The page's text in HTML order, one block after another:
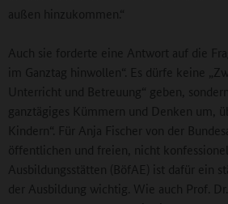
außen hinzukommen.“
Auch sie forderte eine Antwort auf die
im Ganztag hinwollen“. Es dürfe keine
Unterricht und Betreuung“ geben,
ganztägiges Kümmern und Denken um,
Kindern“. Für Anja Fischer von der
öffentlichen und freien, nicht
Ausbildungsstätten (BöfAE) ist dafür ein
der Ausbildung wichtig. Wie auch Prof.